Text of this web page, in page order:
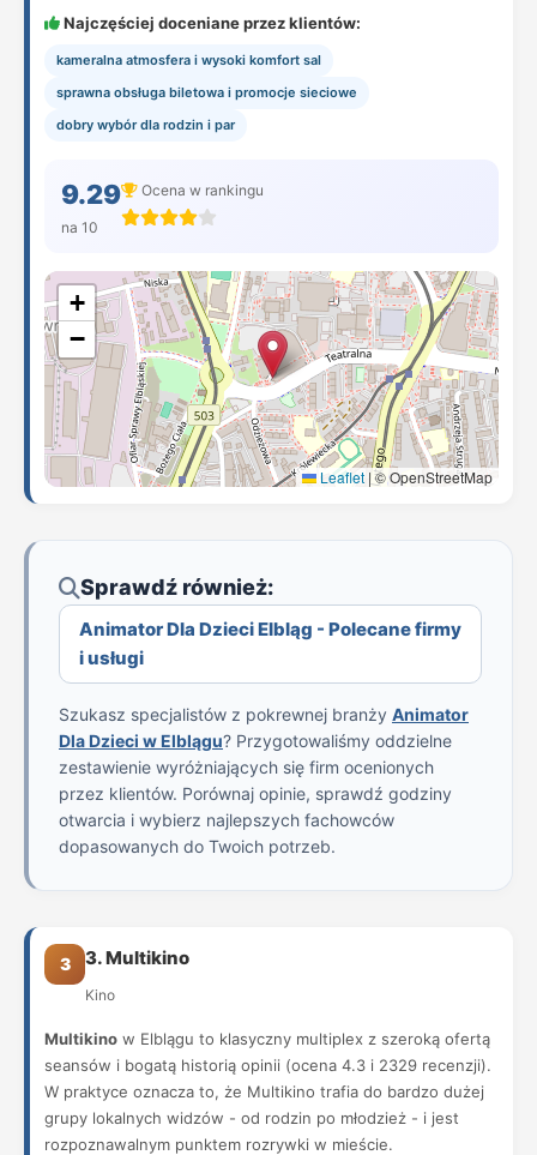
Najczęściej doceniane przez klientów:
kameralna atmosfera i wysoki komfort sal
sprawna obsługa biletowa i promocje sieciowe
dobry wybór dla rodzin i par
9.29
na 10
Ocena w rankingu
+
−
Leaflet |© OpenStreetMap
Sprawdź również:
Animator Dla Dzieci Elbląg - Polecane firmy
i usługi
Szukasz specjalistów z pokrewnej branży Animator
Dla Dzieci w Elblągu? Przygotowaliśmy oddzielne
zestawienie wyróżniających się firm ocenionych
przez klientów. Porównaj opinie, sprawdź godziny
otwarcia i wybierz najlepszych fachowców
dopasowanych do Twoich potrzeb.
3 3. Multikino
Kino
Multikino w Elblągu to klasyczny multiplex z szeroką ofertą
seansów i bogatą historią opinii (ocena 4.3 i 2329 recenzji).
W praktyce oznacza to, że Multikino trafia do bardzo dużej
grupy lokalnych widzów - od rodzin po młodzież - i jest
rozpoznawalnym punktem rozrywki w mieście.